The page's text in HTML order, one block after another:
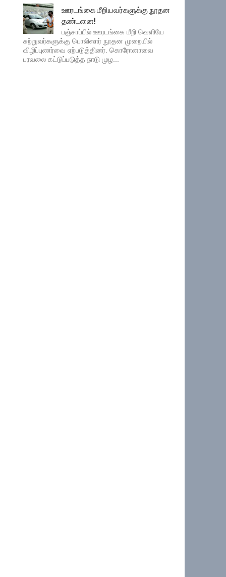
ஊரடங்கை மீறியவர்களுக்கு நூதன
தண்டனை!
பஞ்சாப்பில் ஊரடங்கை மீறி வெளியே
சுற்றுவர்களுக்கு பொலிஸார் நூதன முறையில்
விழிப்புணர்வை ஏற்படுத்தினர். கொரோனாவை
பரவலை கட்டுப்படுத்த நாடு முழ...